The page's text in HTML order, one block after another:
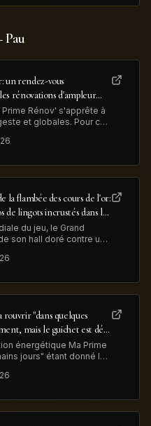
Pau
un rendez-vous
rénovations d'ampleur
Rénov' s'apprête à
et globales. Pour ces
avec un
obligatoire" avant
la flambée des cours de l'or:
de lingots incrustés dans le
millions de dollars
du jeu, le Grand
son hall doré contre une
d’or qui ornaient
13 millions de dollars
"dans quelques
mais le guichet est déjà
énergétique Ma Prime
jours" étant donné le
le minsitre du
déposés en 2025,